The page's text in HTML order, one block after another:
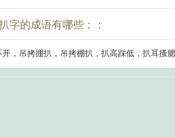
字的成语有哪些：：
，吊拷掤扒，吊拷棚扒，扒高踩低，扒耳搔